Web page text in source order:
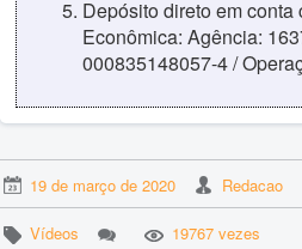
Depósito direto em
Econômica: Agência:
000835148057-4 /
19 de março de 2020 Redacao
Vídeos 19767 vezes